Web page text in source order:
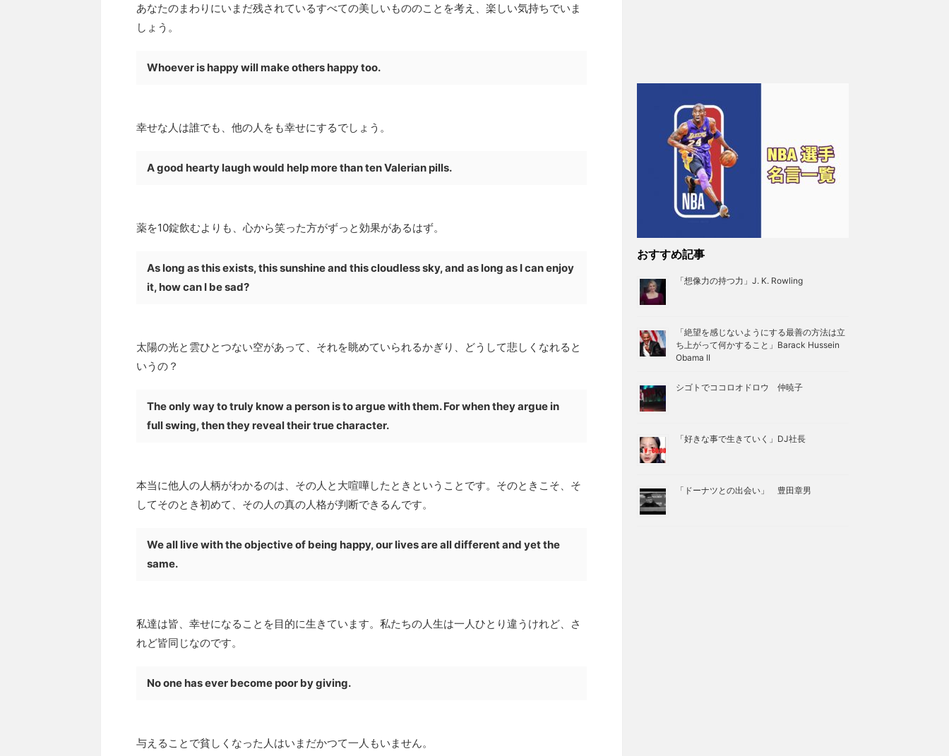
あなたのまわりにいまだ残されているすべての美しいもののことを考え、楽しい気持ちでいま
しょう。
Whoever is happy will make others happy too.
幸せな人は誰でも、他の人をも幸せにするでしょう。
A good hearty laugh would help more than ten Valerian pills.
薬を10錠飲むよりも、心から笑った方がずっと効果があるはず。
As long as this exists, this sunshine and this cloudless sky, and as long as I can enjoy
it, how can I be sad?
太陽の光と雲ひとつない空があって、それを眺めていられるかぎり、どうして悲しくなれると
いうの？
The only way to truly know a person is to argue with them. For when they argue in
full swing, then they reveal their true character.
本当に他人の人柄がわかるのは、その人と大喧嘩したときということです。そのときこそ、そ
してそのとき初めて、その人の真の人格が判断できるんです。
We all live with the objective of being happy, our lives are all different and yet the
same.
私達は皆、幸せになることを目的に生きています。私たちの人生は一人ひとり違うけれど、さ
れど皆同じなのです。
No one has ever become poor by giving.
与えることで貧しくなった人はいまだかつて一人もいません。
おすすめ記事
「想像力の持つ力」J. K. Rowling
「絶望を感じないようにする最善の方法は立
ち上がって何かすること」Barack Hussein
Obama II
シゴトでココロオドロウ 仲暁子
「好きな事で生きていく」DJ社長
「ドーナツとの出会い」 豊田章男